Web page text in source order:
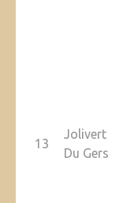
13
Jolivert
Du Gers